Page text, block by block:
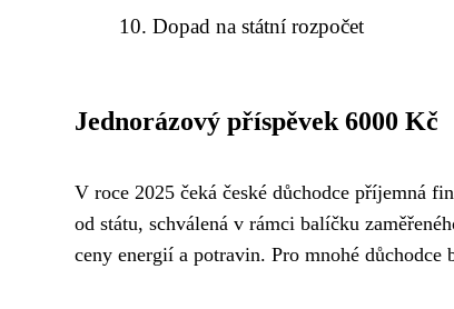
Dopad na státní rozpočet
Jednorázový příspěvek 6000 Kč
V roce 2025 čeká české důchodce příjemná
od státu, schválená v rámci balíčku
ceny energií a potravin. Pro mnohé